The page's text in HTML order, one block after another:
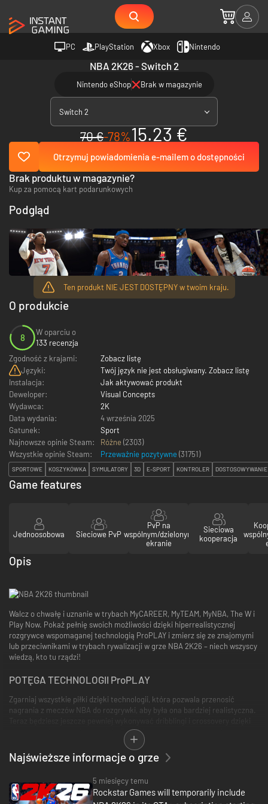
PC PlayStation Xbox Nintendo
NBA 2K26 - Switch 2
Nintendo eShop Brak w magazynie
Switch 2
70 €-78%15.23 €
Otrzymuj powiadomienia e-mailem o dostępności
Ten produkt NIE JEST DOSTĘPNY w twoim kraju.
Brak produktu w magazynie?
Kup za pomocą kart podarunkowych
O produkcie
8
W oparciu o
133 recenzja
Zgodność z krajami:
Zobacz listę
Języki:
Twój język nie jest obsługiwany. Zobacz listę
Instalacja:
Jak aktywować produkt
Deweloper:
Visual Concepts
Wydawca:
2K
Data wydania:
4 września 2025
Gatunek:
Sport
Najnowsze opinie Steam:
Różne (2303)
Wszystkie opinie Steam:
Przeważnie pozytywne (31751)
SPORTOWE KOSZYKÓWKA SYMULATORY 3D E-SPORT KONTROLER
Podgląd
Game features
Jednoosobowa Sieciowe PvP
PvP na
wspólnym/dzielonym
ekranie
Sieciowa
kooperacja
Opis
Walcz o chwałę i uznanie w trybach MyCAREER, MyTEAM, MyNBA, The W i
Play Now. Pokaż pełnię swoich możliwości dzięki hiperrealistycznej
rozgrywce wspomaganej technologią ProPLAY i zmierz się ze znajomymi
lub przeciwnikami w trybach rywalizacji w grze NBA 2K26 – niech wszyscy
wiedzą, kto tu rządzi!
POTĘGA TECHNOLOGII ProPLAY
Zgarniaj wszystkie piłki dzięki technologii, która pozwala przenosić
nagrania z meczów NBA do rozgrywki, aby była ona bardziej realistyczna.
poprawionej mechanice zmyłek. Dodaliśmy też zupełnie nowe funkcje
ProPLAY, które pozwalają grać szybciej i dynamiczniej.
ZBIERZ DRUŻYNĘ W MIEŚCIE
Stwórz wyjątkowego zawodnika MyPLAYER i pnij się w górę rankingów, aż
zostaniesz gwiazdą NBA w zupełnie nowej opowieści w trybie MyCAREER.
Najświeższe informacje o grze
5 miesięcy temu
Rockstar Games will temporarily include